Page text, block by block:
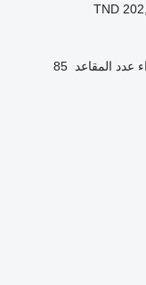
TND
عدد المقاعد
85